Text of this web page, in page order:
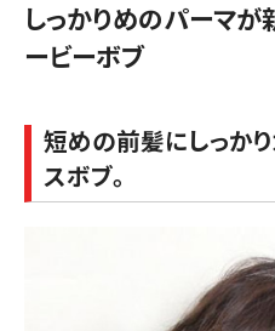
しっかりめのパーマが
ービーボブ
短めの前髪にしっか
スボブ。